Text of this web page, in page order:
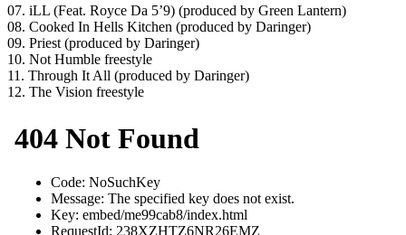
07. iLL (Feat. Royce Da 5’9) (produced by Green Lantern)
08. Cooked In Hells Kitchen (produced by Daringer)
09. Priest (produced by Daringer)
10. Not Humble freestyle
11. Through It All (produced by Daringer)
12. The Vision freestyle